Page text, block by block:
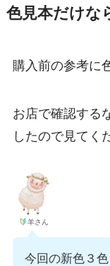
色見本だけな
購入前の参考に
お店で確認する
したので見てく
羊さん
今回の新色３